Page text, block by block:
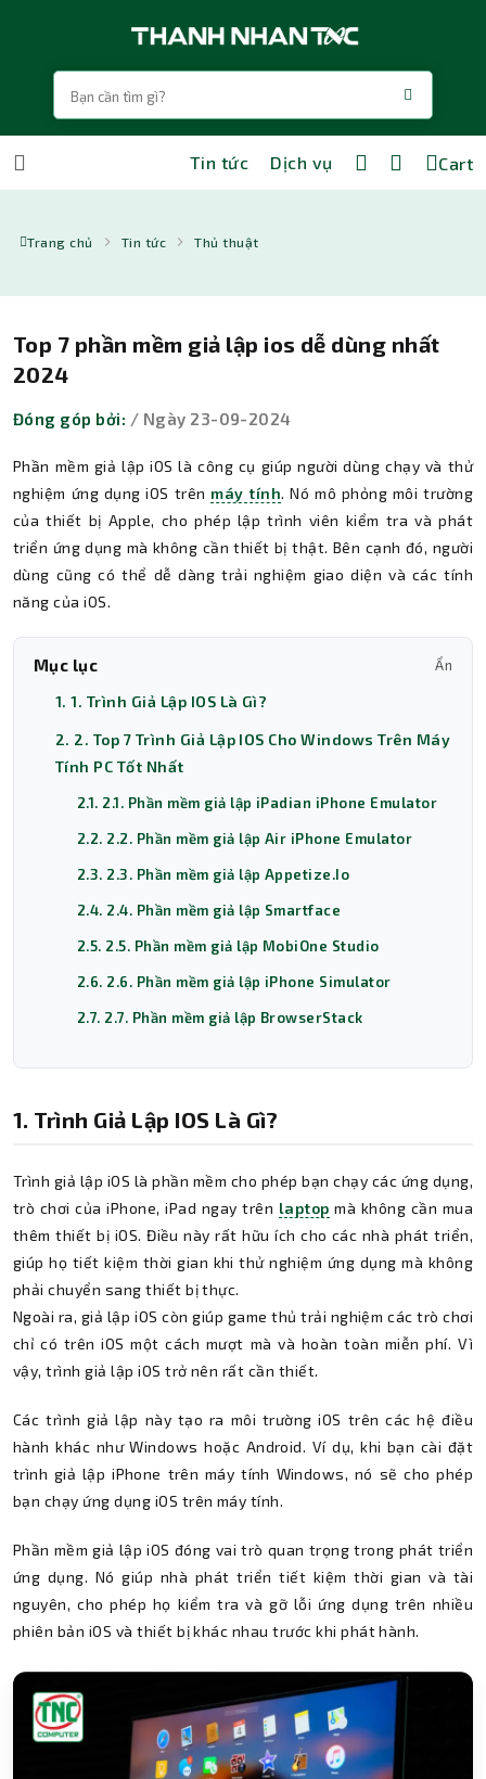
Tin tức Dịch vụ Cart
Trang chủ Tin tức Thủ thuật
Top 7 phần mềm giả lập ios dễ dùng nhất
2024
Đóng góp bởi: / Ngày 23-09-2024
Phần mềm giả lập iOS là công cụ giúp người dùng chạy và thử
nghiệm ứng dụng iOS trên máy tính. Nó mô phỏng môi trường
của thiết bị Apple, cho phép lập trình viên kiểm tra và phát
triển ứng dụng mà không cần thiết bị thật. Bên cạnh đó, người
dùng cũng có thể dễ dàng trải nghiệm giao diện và các tính
năng của iOS.
Mục lục Ẩn
1. 1. Trình Giả Lập IOS Là Gì?
2. 2. Top 7 Trình Giả Lập IOS Cho Windows Trên Máy
Tính PC Tốt Nhất
2.1. 2.1. Phần mềm giả lập iPadian iPhone Emulator
2.2. 2.2. Phần mềm giả lập Air iPhone Emulator
2.3. 2.3. Phần mềm giả lập Appetize.Io
2.4. 2.4. Phần mềm giả lập Smartface
2.5. 2.5. Phần mềm giả lập MobiOne Studio
2.6. 2.6. Phần mềm giả lập iPhone Simulator
2.7. 2.7. Phần mềm giả lập BrowserStack
1. Trình Giả Lập IOS Là Gì?
Trình giả lập iOS là phần mềm cho phép bạn chạy các ứng dụng,
trò chơi của iPhone, iPad ngay trên laptop mà không cần mua
thêm thiết bị iOS. Điều này rất hữu ích cho các nhà phát triển,
giúp họ tiết kiệm thời gian khi thử nghiệm ứng dụng mà không
phải chuyển sang thiết bị thực.
Ngoài ra, giả lập iOS còn giúp game thủ trải nghiệm các trò chơi
chỉ có trên iOS một cách mượt mà và hoàn toàn miễn phí. Vì
vậy, trình giả lập iOS trở nên rất cần thiết.
Các trình giả lập này tạo ra môi trường iOS trên các hệ điều
hành khác như Windows hoặc Android. Ví dụ, khi bạn cài đặt
trình giả lập iPhone trên máy tính Windows, nó sẽ cho phép
bạn chạy ứng dụng iOS trên máy tính.
Phần mềm giả lập iOS đóng vai trò quan trọng trong phát triển
ứng dụng. Nó giúp nhà phát triển tiết kiệm thời gian và tài
nguyên, cho phép họ kiểm tra và gỡ lỗi ứng dụng trên nhiều
phiên bản iOS và thiết bị khác nhau trước khi phát hành.